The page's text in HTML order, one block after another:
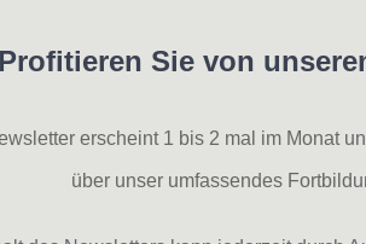
Profitieren Sie von
erscheint 1 bis 2 mal im Monat
über unser umfassendes